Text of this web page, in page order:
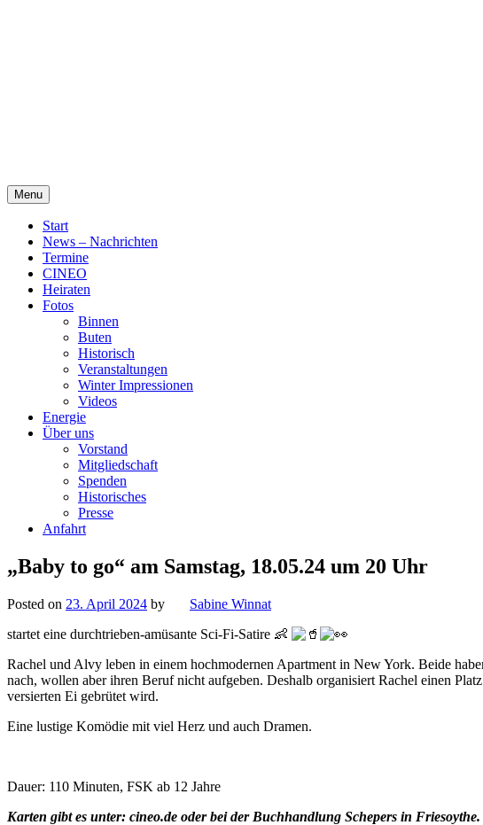
Menu
Start
News – Nachrichten
Termine
CINEO
Heiraten
Fotos
Binnen
Buten
Historisch
Veranstaltungen
Winter Impressionen
Videos
Energie
Über uns
Vorstand
Mitgliedschaft
Spenden
Historisches
Presse
Anfahrt
„Baby to go“ am Samstag, 18.05.24 um 20 Uhr
Posted on 23. April 2024 by
Sabine Winnat
startet eine durchtrieben-amüsante Sci-Fi-Satire 👶
Rachel und Alvy leben in einem hochmodernen Apartment in New York. Beide
nach, wollen aber ihren Beruf nicht aufgeben. Deshalb organisiert Rachel einen
versierten Ei gebrütet wird.
Eine lustige Komödie mit viel Herz und auch Dramen.
Dauer: 110 Minuten, FSK ab 12 Jahre
Karten gibt es unter: cineo.de oder bei der Buchhandlung Schepers in Friesoythe.